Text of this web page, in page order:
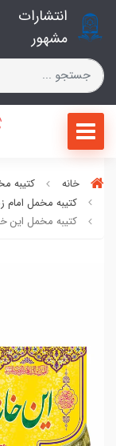
انتشارات
مشهور
خانه کتیبه
کتیبه مخمل امام
کتیبه مخمل این